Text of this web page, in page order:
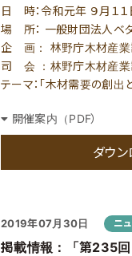
日 時：令和元年 ９月１１日
場 所： 一般財団法人ベタ
企 画： 林野庁木材産業
司 会 ：林野庁木材産
テーマ：「木材需要の創出
開催案内（PDF）
ダウ
2019年07月30日 ニ
掲載情報：「第235回